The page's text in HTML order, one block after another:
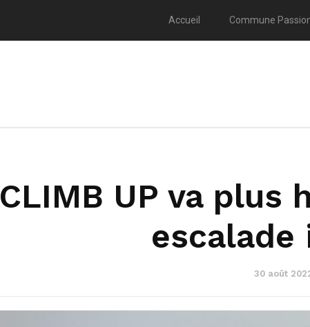
Accueil Commune
CLIMB UP va plus
escalade
30 août